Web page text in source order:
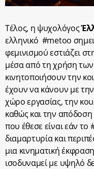
Τέλος, η ψυχολόγος
ελληνικό #metoo
φεμινισμού εστιάζει
μέσα από τη χρήση των
κινητοποιήσουν την
έχουν να κάνουν με
χώρο εργασίας, την
καθώς και την
που έθεσε είναι εάν το
διαμαρτυρία και
μια κινηματική
ισοδυναμεί με υψηλό